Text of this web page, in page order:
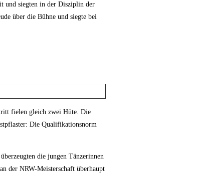
und siegten in der Disziplin der
über die Bühne und siegte bei
fielen gleich zwei Hüte. Die
Die Qualifikationsnorm
die jungen Tänzerinnen
der NRW-Meisterschaft überhaupt